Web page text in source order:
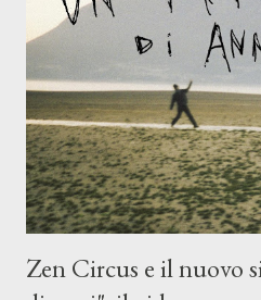
moglie, del senso di sconfitta e
giusta condizione di
è, di questa estate che...". E' raro
cover, ma...
Zen Circus e il nuovo